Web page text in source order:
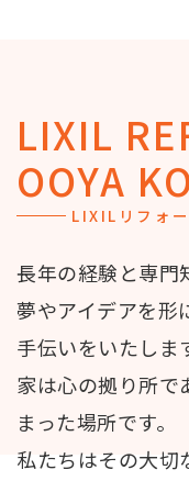
LIXIL
OOYA
LIXILリフォ
長年の経験と専門
夢やアイデアを形
手伝いをいたしま
家は心の拠り所で
まった場所です。
私たちはその大切